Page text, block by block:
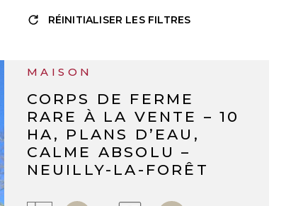
RÉINITIALISER LES FILTRES
MAISON
CORPS DE FERME
RARE À LA VENTE – 10
HA, PLANS D’EAU,
CALME ABSOLU –
NEUILLY-LA-FORÊT